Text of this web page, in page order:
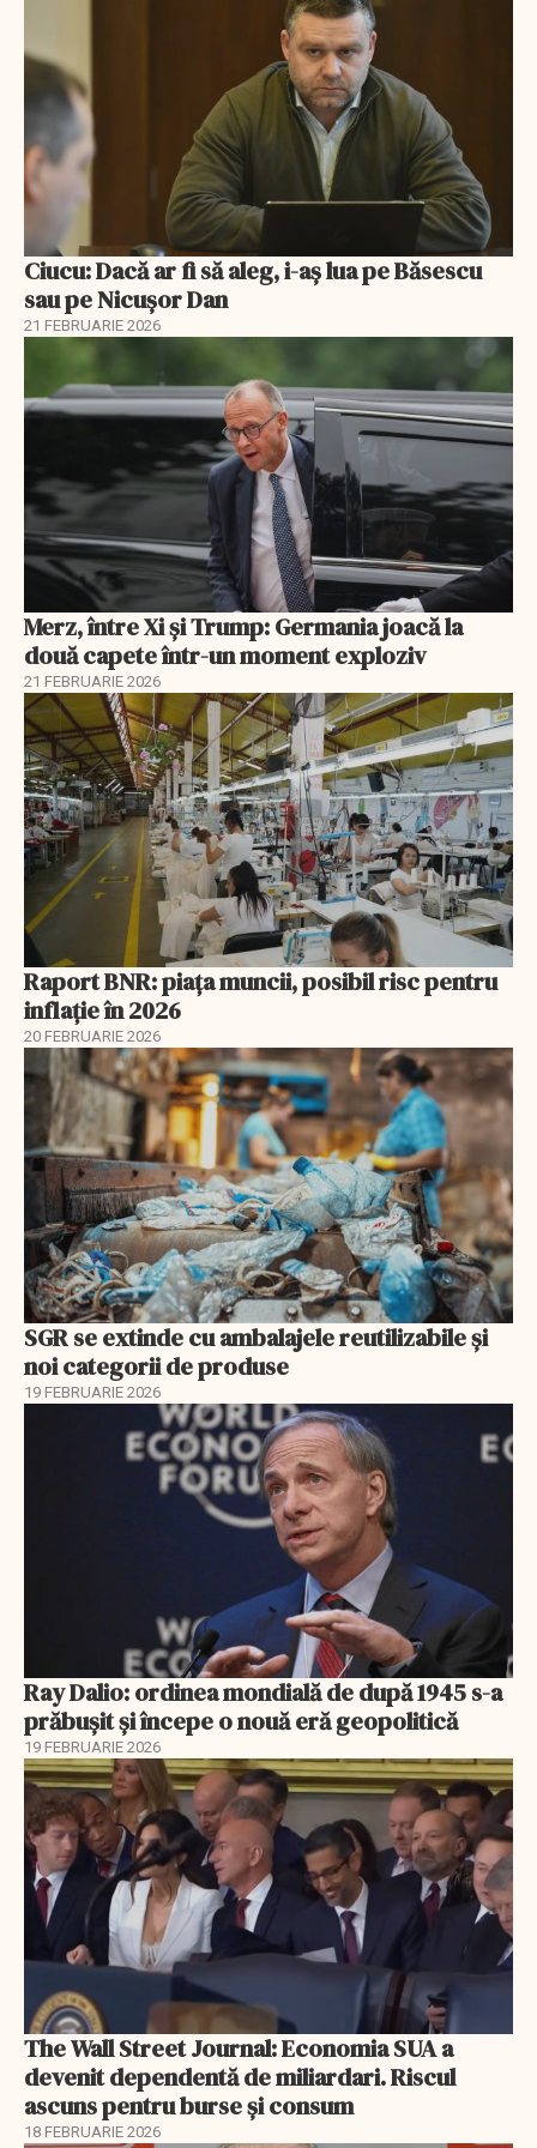
Ciucu: Dacă ar fi să aleg, i-aș lua pe Băsescu
sau pe Nicușor Dan
21 FEBRUARIE 2026
Merz, între Xi și Trump: Germania joacă la
două capete într-un moment exploziv
21 FEBRUARIE 2026
Raport BNR: piața muncii, posibil risc pentru
inflație în 2026
20 FEBRUARIE 2026
SGR se extinde cu ambalajele reutilizabile și
noi categorii de produse
19 FEBRUARIE 2026
Ray Dalio: ordinea mondială de după 1945 s-a
prăbușit și începe o nouă eră geopolitică
19 FEBRUARIE 2026
The Wall Street Journal: Economia SUA a
devenit dependentă de miliardari. Riscul
ascuns pentru burse și consum
18 FEBRUARIE 2026